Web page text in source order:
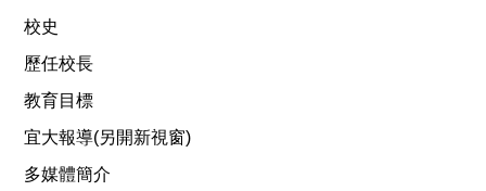
校史
歷任校長
教育目標
宜大報導(另開新視窗)
多媒體簡介